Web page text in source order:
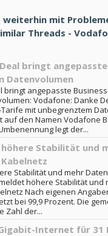
mit
Threads -
bringt
Datenvolumen
bringt angepasste
Vodafone: Danke
mit unbegrenztem
den Namen Vodafone
legt der...
Stabilität und
Stabilität und mehr
höhere Stabilität und
Nach eigenen
bei 99,9 Prozent. Die
Zahl der...
Internet für 31